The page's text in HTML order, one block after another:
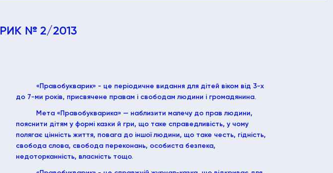
№ 2/2013
«Правобукварик» - це періодичне видання для дітей віком від 3-х
до 7-ми років, присвячене правам і свободам людини і громадянина.
Мета «Правобукварика» — наблизити малечу до прав людини,
пояснити дітям у формі казки й гри, що таке справедливість, у чому
полягає цінність життя, повага до іншої людини, що таке честь, гідність,
свобода слова, свобода переконань, особиста безпека,
недоторканність, власність тощо.